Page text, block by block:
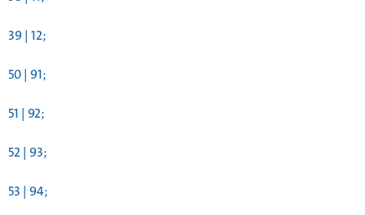
39 | 12;
50 | 91;
51 | 92;
52 | 93;
53 | 94;